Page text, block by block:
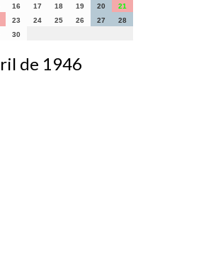
16 17 18 19 20
21
23 24 25 26 27
28
30
de 1946